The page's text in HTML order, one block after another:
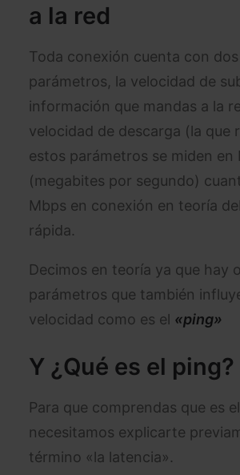
a la red
Toda conexión cuenta con
parámetros, la velocidad de
información que mandas a la
velocidad de descarga (la que
estos parámetros se miden en
(megabites por segundo)
Mbps en conexión en teoría
rápida.
Decimos en teoría ya que hay
parámetros que también
velocidad como es el «ping»
Y ¿Qué es el ping?
Para que comprendas que es
necesitamos explicarte
término «la latencia».